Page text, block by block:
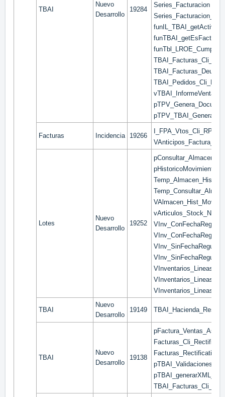
TBAI
Nuevo
Desarrollo
19284
Series_Facturacion
funIL_TBAI_getActivo
vTBAI_InformeVenta
Facturas Incidencia 19266
I_FPA_Vtos_Cli_RPT
Lotes
Nuevo
Desarrollo
19252
VAlmacen_Hist_Mov
TBAI
Nuevo
Desarrollo
19149
TBAI
Nuevo
Desarrollo
19138